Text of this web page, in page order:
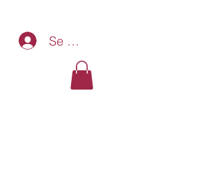
Se connecter